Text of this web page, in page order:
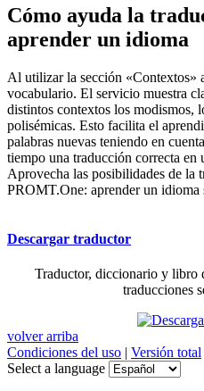
Cómo ayuda la
aprender un idioma
Al utilizar la sección «Contextos»
vocabulario. El servicio muestra
distintos contextos los modismos,
polisémicas. Esto facilita el
palabras nuevas teniendo en
tiempo una traducción correcta
Aprovecha las posibilidades de la
PROMT.One: aprender un idioma
Descargar traductor
Traductor, diccionario y libro
traducciones
volver arriba
Condiciones del uso | Versión total
Select a language